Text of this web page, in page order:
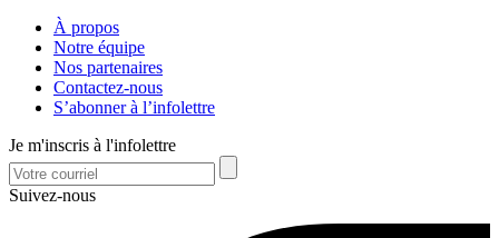
À propos
Notre équipe
Nos partenaires
Contactez-nous
S’abonner à l’infolettre
Je m'inscris à l'infolettre
Suivez-nous